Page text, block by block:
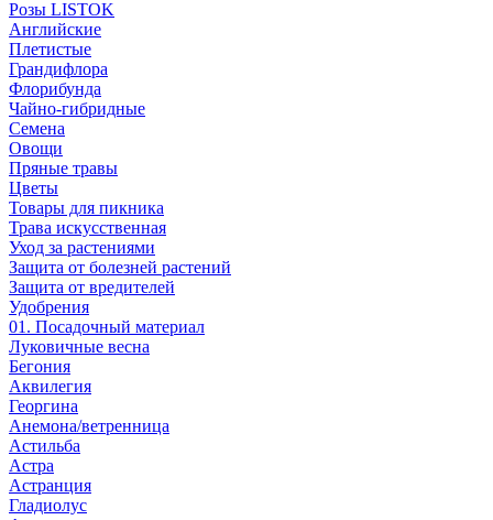
Розы LISTOK
Английские
Плетистые
Грандифлора
Флорибунда
Чайно-гибридные
Семена
Овощи
Пряные травы
Цветы
Товары для пикника
Трава искусственная
Уход за растениями
Защита от болезней растений
Защита от вредителей
Удобрения
01. Посадочный материал
Луковичные весна
Бегония
Аквилегия
Георгина
Анемона/ветренница
Астильба
Астра
Астранция
Гладиолус